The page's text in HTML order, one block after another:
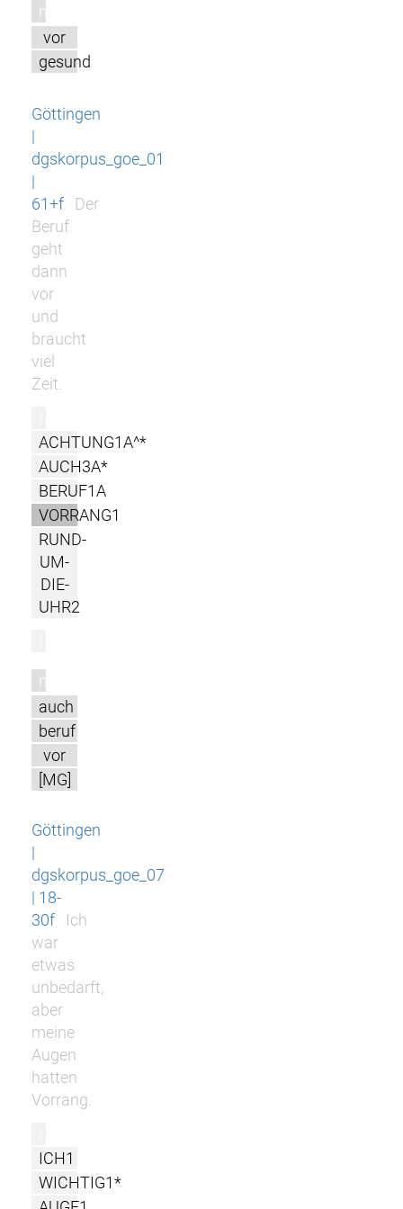
m
vor
gesund
Göttingen
|
dgskorpus_goe_01
|
61+f
Der
Beruf
geht
dann
vor
und
braucht
viel
Zeit.
ACHTUNG1A^*
AUCH3A*
BERUF1A
VORRANG1
RUND-
UM-
DIE-
UHR2
m
auch
beruf
vor
[MG]
Göttingen
|
dgskorpus_goe_07
| 18-
30f
Ich
war
etwas
unbedarft,
aber
meine
Augen
hatten
Vorrang.
ICH1
WICHTIG1*